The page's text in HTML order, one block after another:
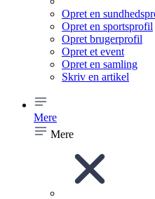
Opret en
Opret en sportsprofil
Opret brugerprofil
Opret et event
Opret en samling
Skriv en artikel
Mere
Mere